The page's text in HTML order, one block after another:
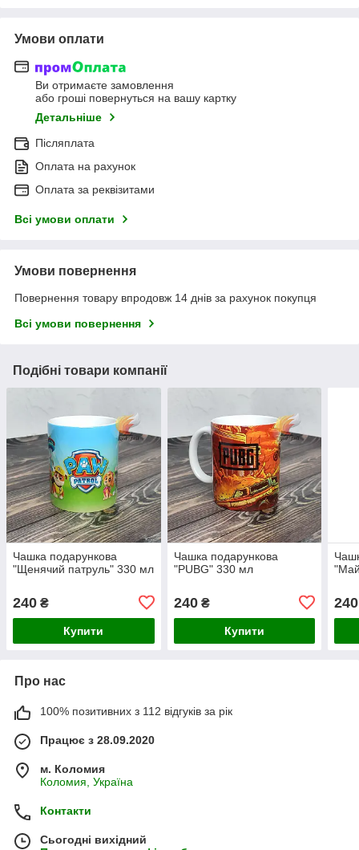
Умови оплати
Ви отримаєте замовлення
або гроші повернуться на вашу картку
Детальніше
Післяплата
Оплата на рахунок
Оплата за реквізитами
Всі умови оплати
Умови повернення
Повернення товару впродовж 14 днів за рахунок покупця
Всі умови повернення
Подібні товари компанії
Чашка подарункова
"Щенячий патруль" 330 мл
240 ₴
Купити
Чашка подарункова
"PUBG" 330 мл
240₴
Купити
240
Про нас
100% позитивних з 112 відгуків за рік
Працює з 28.09.2020
м. Коломия
Коломия, Україна
Контакти
Сьогодні вихідний